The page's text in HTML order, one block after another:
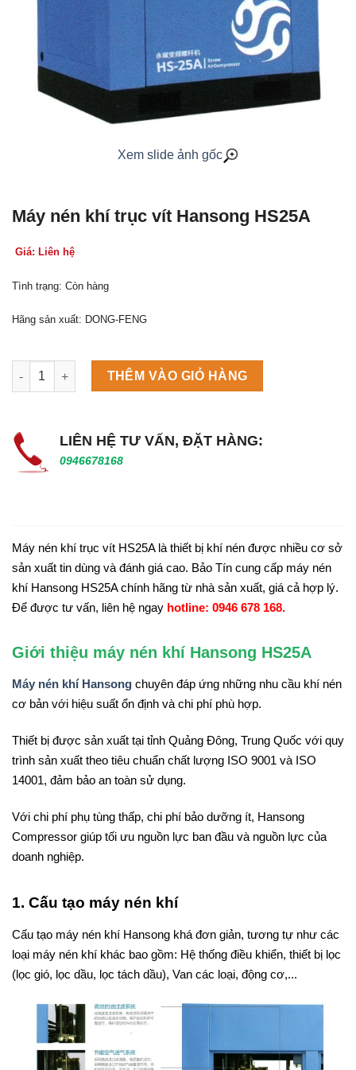
Xem slide ảnh gốc
Máy nén khí trục vít Hansong HS25A
Giá: Liên hệ
Tình trạng: Còn hàng
Hãng sản xuất: DONG-FENG
Máy làm đá viên Scotsman NW458AS số lượng
THÊM VÀO GIỎ HÀNG
LIÊN HỆ TƯ VẤN, ĐẶT HÀNG:
0946678168
Máy nén khí trục vít HS25A là thiết bị khí nén được nhiều cơ sở
sản xuất tin dùng và đánh giá cao. Bảo Tín cung cấp máy nén
khí Hansong HS25A chính hãng từ nhà sản xuất, giá cả hợp lý.
Để được tư vấn, liên hệ ngay hotline: 0946 678 168.
Giới thiệu máy nén khí Hansong HS25A
Máy nén khí Hansong chuyên đáp ứng những nhu cầu khí nén
cơ bản với hiệu suất ổn định và chi phí phù hợp.
Thiết bị được sản xuất tại tỉnh Quảng Đông, Trung Quốc với quy
trình sản xuất theo tiêu chuẩn chất lượng ISO 9001 và ISO
14001, đảm bảo an toàn sử dụng.
Với chi phí phụ tùng thấp, chi phí bảo dưỡng ít, Hansong
Compressor giúp tối ưu nguồn lực ban đầu và nguồn lực của
doanh nghiệp.
1. Cấu tạo máy nén khí
Cấu tạo máy nén khí Hansong khá đơn giản, tương tự như các
loại máy nén khí khác bao gồm: Hệ thống điều khiển, thiết bị lọc
(lọc gió, lọc dầu, lọc tách dầu), Van các loại, động cơ,...